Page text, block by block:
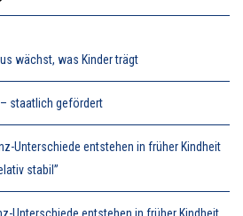
wächst, was Kinder trägt
staatlich gefördert
Unterschiede entstehen in früher Kindheit
stabil”